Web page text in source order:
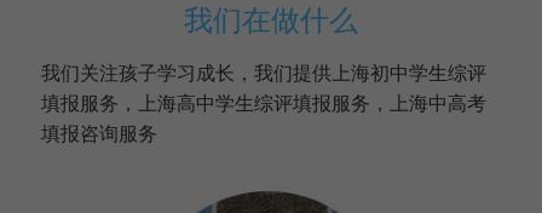
优沃家教
我们在做什么
我们关注孩子学习成长，我们提供上海初中学生综评
填报服务，上海高中学生综评填报服务，上海中高考
填报咨询服务